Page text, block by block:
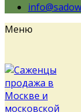
Меню